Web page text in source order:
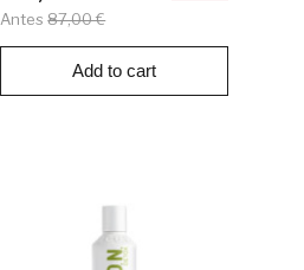
Antes 87,00 €
Add to cart